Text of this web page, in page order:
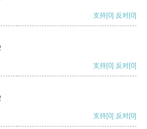
支持[0] 反对[0]
支持[0] 反对[0]
支持[0] 反对[0]